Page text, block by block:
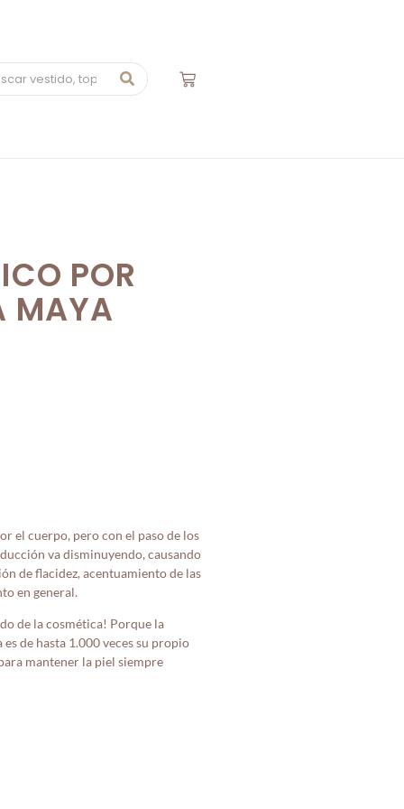
POR
MAYA
el cuerpo, pero con el paso de los
va disminuyendo, causando
de flacidez, acentuamiento de las
en general.
de la cosmética! Porque la
de hasta 1.000 veces su propio
mantener la piel siempre